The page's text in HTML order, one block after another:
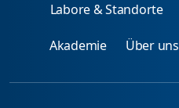
Labore & Standorte
Akademie Über uns